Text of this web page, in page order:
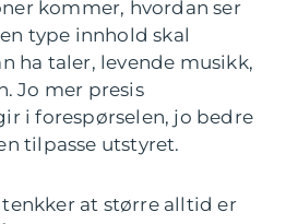
kommer, hvordan ser
type innhold skal
ha taler, levende musikk,
Jo mer presis
i forespørselen, jo bedre
tilpasse utstyret.
at større alltid er